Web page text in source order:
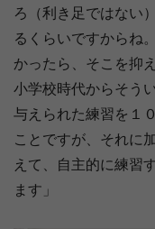
ろ（利き足ではない
るくらいですからね
かったら、そこを抑
小学校時代からそう
与えられた練習を１
ことですが、それに
えて、自主的に練習
ます」